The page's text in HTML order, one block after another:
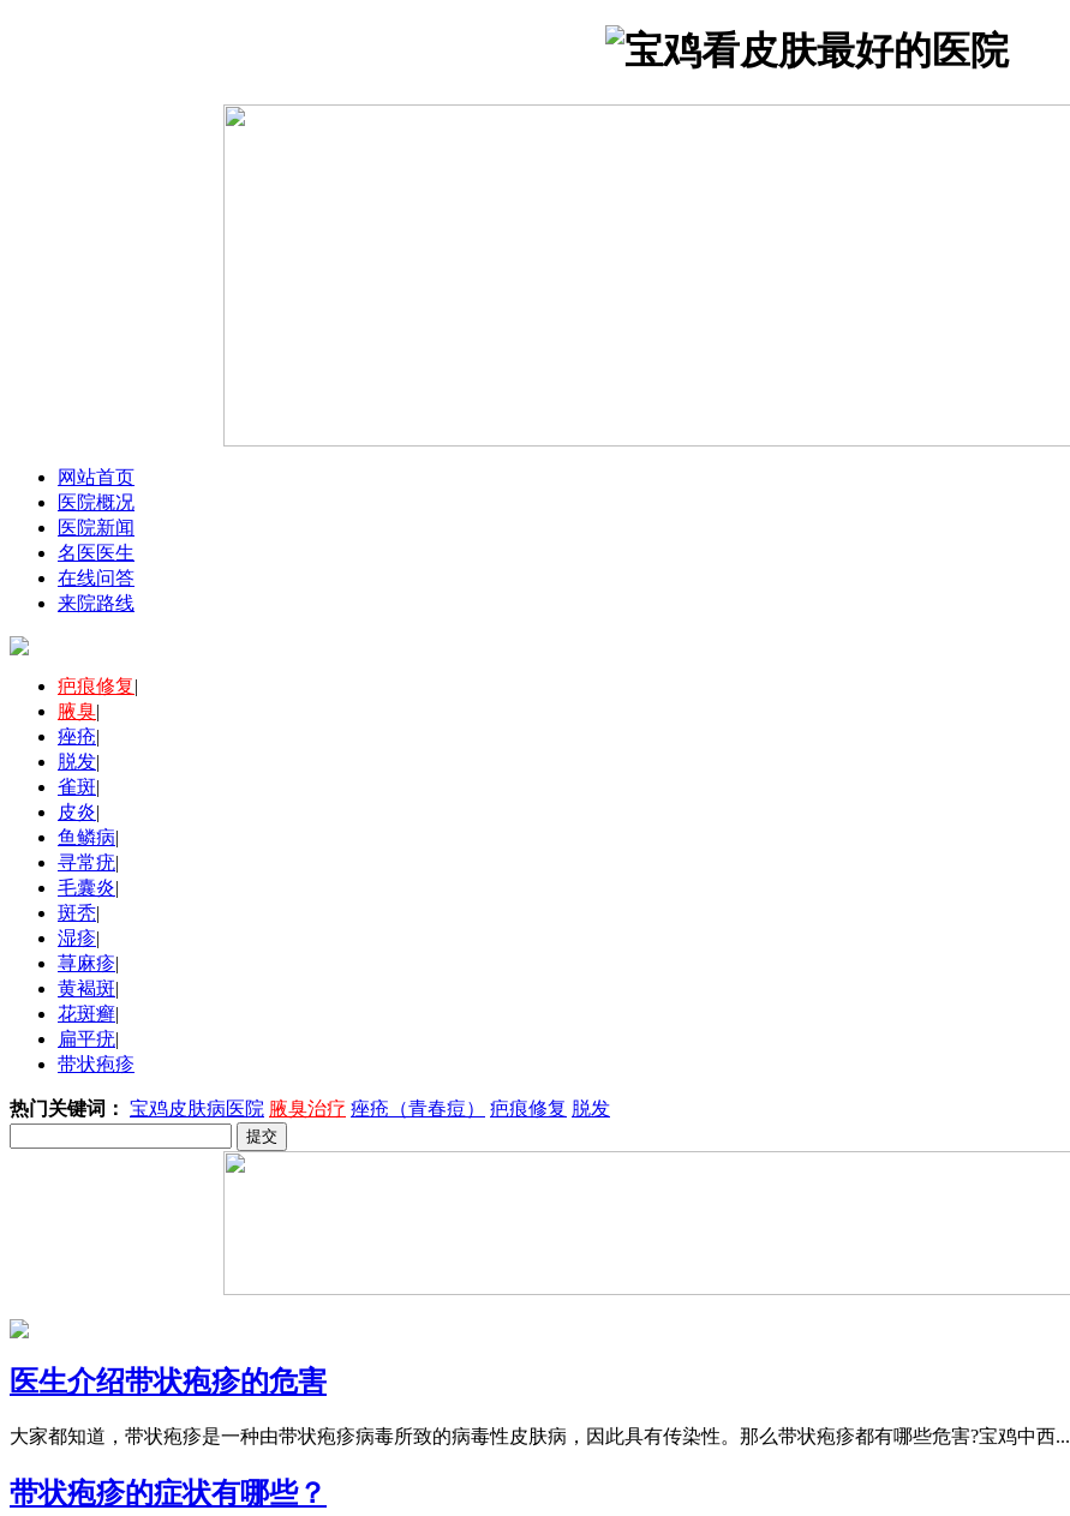
网站首页
医院概况
医院新闻
名医医生
在线问答
来院路线
疤痕修复|
腋臭|
痤疮|
脱发|
雀斑|
皮炎|
鱼鳞病|
寻常疣|
毛囊炎|
斑秃|
湿疹|
荨麻疹|
黄褐斑|
花斑癣|
扁平疣|
带状疱疹
热门关键词： 宝鸡皮肤病医院 腋臭治疗 痤疮（青春痘） 疤痕修复 脱发
医生介绍带状疱疹的危害
大家都知道，带状疱疹是一种由带状疱疹病毒所致的病毒性皮肤病，因此具有传染性。那么带状疱疹都有哪些危害?宝鸡中西...
带状疱疹的症状有哪些？